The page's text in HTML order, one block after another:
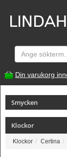
Din varukorg
Smycken
Klockor
Klockor Certina